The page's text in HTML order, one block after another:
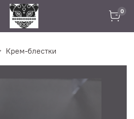
0
Крем-блестки